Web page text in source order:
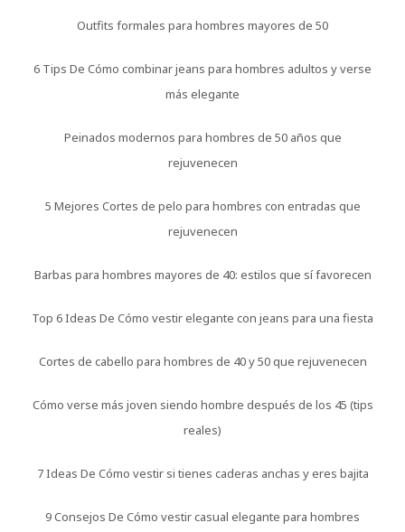
Outfits formales para hombres mayores de 50
6 Tips De Cómo combinar jeans para hombres adultos y verse
más elegante
Peinados modernos para hombres de 50 años que
rejuvenecen
5 Mejores Cortes de pelo para hombres con entradas que
rejuvenecen
Barbas para hombres mayores de 40: estilos que sí favorecen
Top 6 Ideas De Cómo vestir elegante con jeans para una fiesta
Cortes de cabello para hombres de 40 y 50 que rejuvenecen
Cómo verse más joven siendo hombre después de los 45 (tips
reales)
7 Ideas De Cómo vestir si tienes caderas anchas y eres bajita
9 Consejos De Cómo vestir casual elegante para hombres